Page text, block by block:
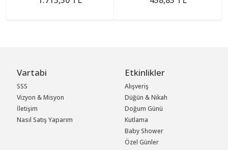
Vartabi
SSS
Vizyon & Misyon
İletişim
Nasıl Satış Yaparım
Etkinlikler
Alışveriş
Düğün & Nikah
Doğum Günü
Kutlama
Baby Shower
Özel Günler